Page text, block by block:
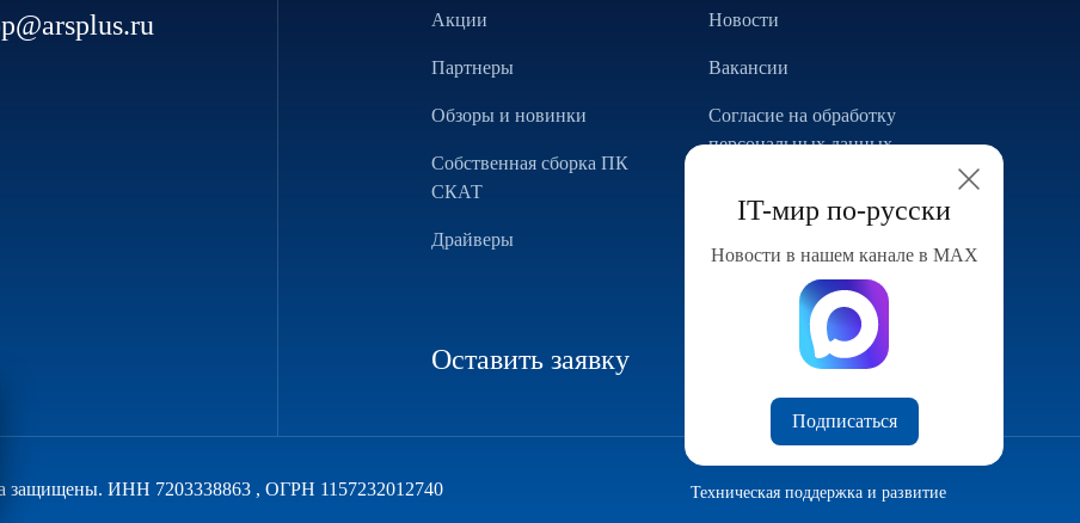
IT-мир по-русски
Новости в нашем канале в МАХ
Подписаться
Акции
Партнеры
Обзоры и новинки
Собственная сборка ПК
СКАТ
Драйверы
Новости
Вакансии
Согласие на обработку
персональных данных
Конфигуратор компьютера
Оставить заявку
защищены. ИНН 7203338863 , ОГРН 1157232012740 Техническая поддержка и развитие